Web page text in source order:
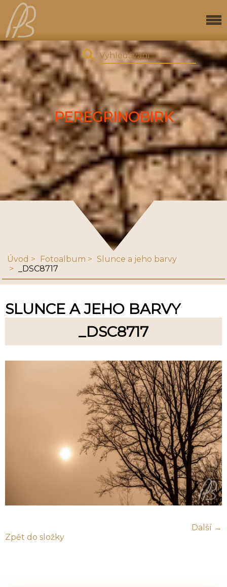
PEREGRINOBIRK
Úvod Fotoalbum
Slunce a jeho barvy
_DSC8717
SLUNCE A JEHO BARVY
_DSC8717
Další →
Zpět do složky